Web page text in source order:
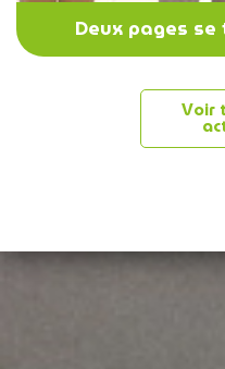
Deux pages
Voir